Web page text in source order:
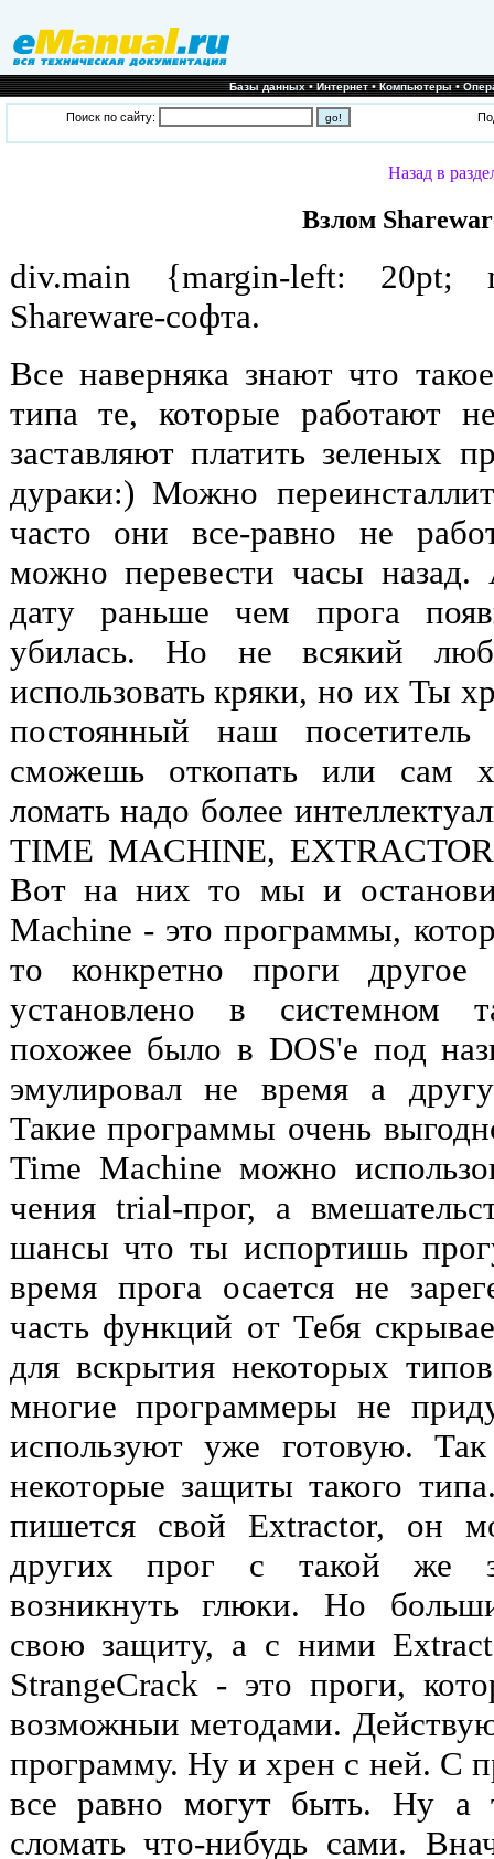
Базы данных•Интернет•Компьютеры•
Поиск по сайту:
Назад в
Взлом
div.main {margin-left: 20pt;
Shareware-софта.
Все наверняка знают что
типа те, которые работают
заставляют платить зеленых
дураки:) Можно
часто они все-равно не
можно перевести часы
дату раньше чем прога
убилась. Но не всякий
использовать кряки, но их Ты
постоянный наш
сможешь откопать или сам
ломать надо более
TIME MACHINE,
Вот на них то мы и
Machine - это программы,
то конкретно проги
установлено в системном
похожее было в DOS'е под
эмулировал не время а
Такие программы очень
Time Machine можно
чения trial-прог, а
шансы что ты испортишь
время прога осается не
часть функций от Тебя
для вскрытия некоторых
многие программеры не
используют уже готовую.
некоторые защиты такого
пишется свой Extractor, он
других прог с такой же
возникнуть глюки. Но
свою защиту, а с ними
StrangeCrack - это проги,
возможныи методами.
программу. Ну и хрен с ней. С
все равно могут быть. Ну а
сломать что-нибудь сами.